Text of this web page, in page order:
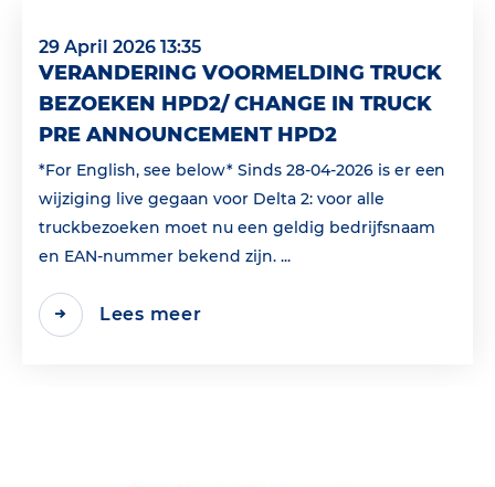
29 April 2026 13:35
VERANDERING VOORMELDING TRUCK
BEZOEKEN HPD2/ CHANGE IN TRUCK
PRE ANNOUNCEMENT HPD2
*For English, see below* Sinds 28-04-2026 is er een
wijziging live gegaan voor Delta 2: voor alle
truckbezoeken moet nu een geldig bedrijfsnaam
en EAN‑nummer bekend zijn. ...
Lees meer